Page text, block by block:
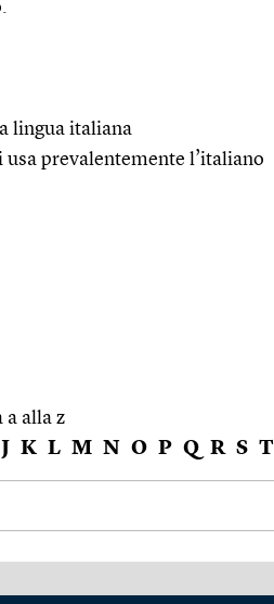
lingua italiana
prevalentemente l’italiano
alla z
J K L M N O P Q R S T